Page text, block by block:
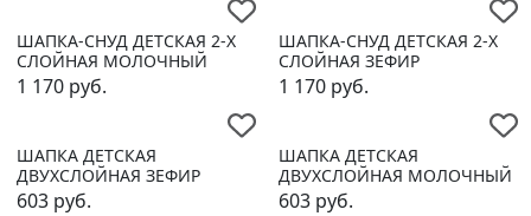
ШАПКА-СНУД ДЕТСКАЯ 2-Х
СЛОЙНАЯ МОЛОЧНЫЙ
1 170 руб.
ШАПКА-СНУД ДЕТСКАЯ 2-Х
СЛОЙНАЯ ЗЕФИР
1 170 руб.
ШАПКА ДЕТСКАЯ
ДВУХСЛОЙНАЯ ЗЕФИР
603 руб.
ШАПКА ДЕТСКАЯ
ДВУХСЛОЙНАЯ МОЛОЧНЫЙ
603 руб.